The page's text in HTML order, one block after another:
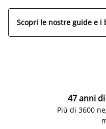
Scopri le nostre guide e i
47 anni
Più di 3600